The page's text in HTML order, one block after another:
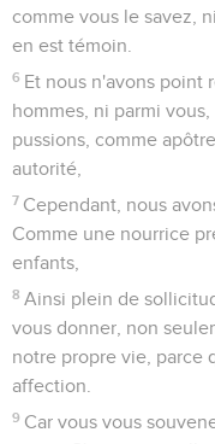
comme vous le savez,
en est témoin.
6 Et nous n'avons point
hommes, ni parmi
pussions, comme
autorité,
7 Cependant, nous
Comme une nourrice
enfants,
8 Ainsi plein de
vous donner, non
notre propre vie, parce
affection.
9 Car vous vous